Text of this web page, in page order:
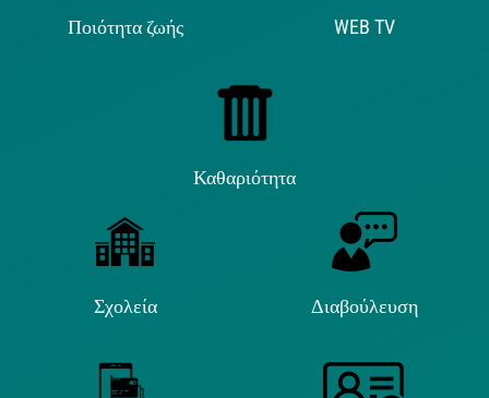
Ποιότητα ζωής WEB TV
Καθαριότητα
Σχολεία Διαβούλευση